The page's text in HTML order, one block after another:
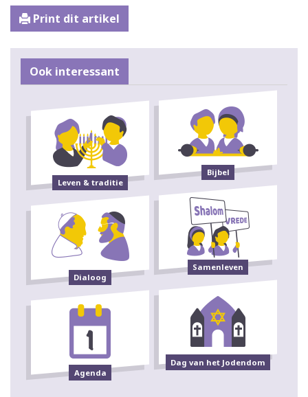
Print dit artikel
Ook interessant
Leven & traditie
Bijbel
Dialoog
Samenleven
Agenda
Dag van het Jodendom